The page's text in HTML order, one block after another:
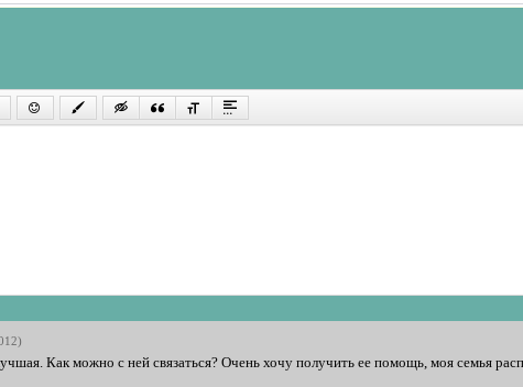
Как можно с ней связаться? Очень хочу получить ее помощь, моя семья